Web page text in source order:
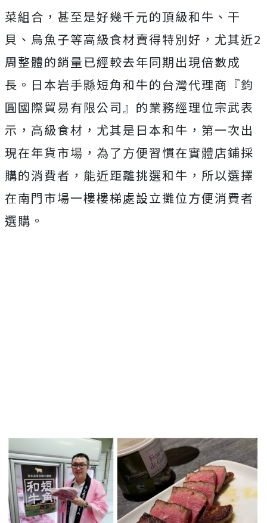
菜組合，甚至是好幾千元的頂級和牛、干
貝、烏魚子等高級食材賣得特別好，尤其近2
周整體的銷量已經較去年同期出現倍數成
長。日本岩手縣短角和牛的台灣代理商『鈞
圓國際貿易有限公司』的業務經理位宗武表
示，高級食材，尤其是日本和牛，第一次出
現在年貨市場，為了方便習慣在實體店鋪採
購的消費者，能近距離挑選和牛，所以選擇
在南門市場一樓樓梯處設立攤位方便消費者
選購。